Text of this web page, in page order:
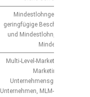
Mindestlohngesetz,
geringfügige Beschäftgung,
und Mindestlohn,
Mindestlohn
Multi-Level-Marketing-Recht,
Marketing Recht,
Unternehmensgründung für
Unternehmen, MLM-Berater,